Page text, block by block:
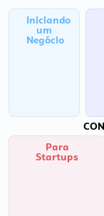
Iniciando
um
Negócio
Para
Startups